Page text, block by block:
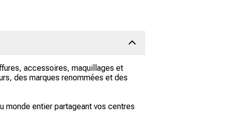
accessoires, maquillages et
des marques renommées et des
monde entier partageant vos centres